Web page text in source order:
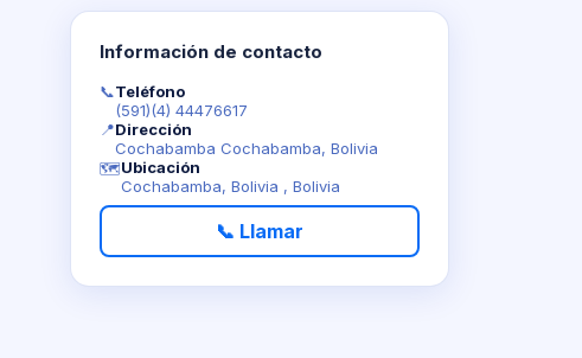
Información de contacto
📞Teléfono
(591)(4) 44476617
📍Dirección
Cochabamba Cochabamba, Bolivia
🗺️Ubicación
Cochabamba, Bolivia , Bolivia
📞 Llamar